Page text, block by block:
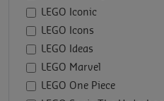
LEGO Iconic
LEGO Icons
LEGO Ideas
LEGO Marvel
LEGO One Piece